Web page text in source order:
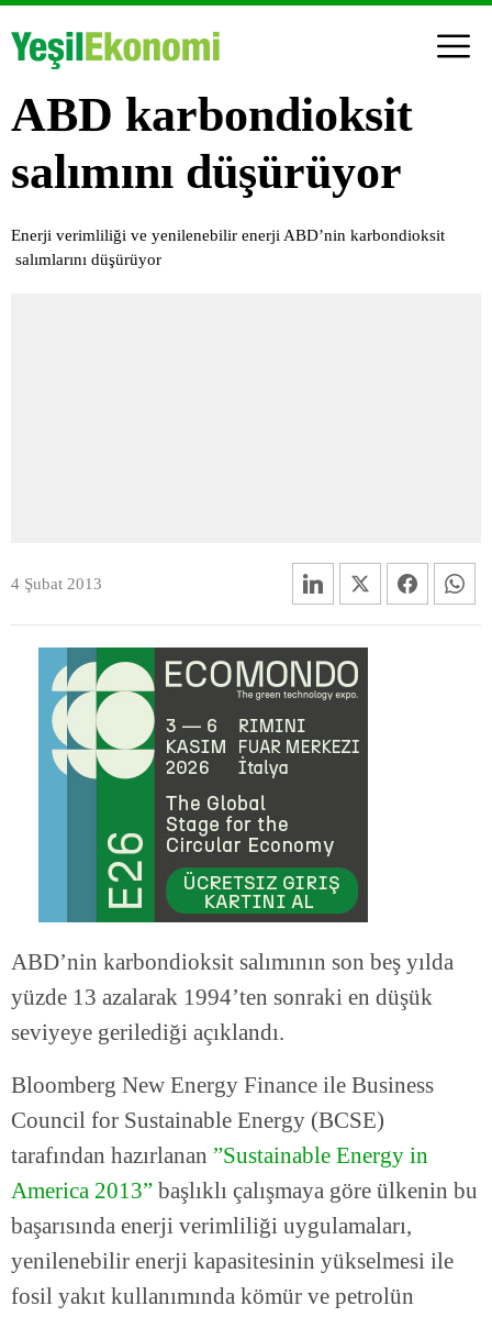
ABD karbondioksit
salımını düşürüyor
Enerji verimliliği ve yenilenebilir enerji ABD’nin karbondioksit
salımlarını düşürüyor
4 Şubat 2013
ABD’nin karbondioksit salımının son beş yılda
yüzde 13 azalarak 1994’ten sonraki en düşük
seviyeye gerilediği açıklandı.
Bloomberg New Energy Finance ile Business
Council for Sustainable Energy (BCSE)
tarafından hazırlanan ”Sustainable Energy in
America 2013” başlıklı çalışmaya göre ülkenin bu
başarısında enerji verimliliği uygulamaları,
yenilenebilir enerji kapasitesinin yükselmesi ile
fosil yakıt kullanımında kömür ve petrolün